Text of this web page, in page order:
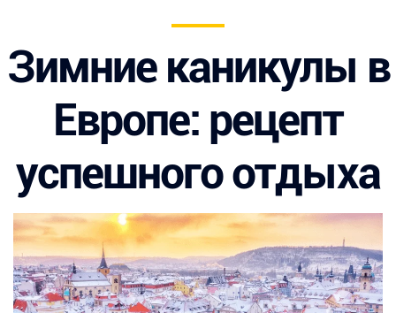
Зимние каникулы в
Европе: рецепт
успешного отдыха